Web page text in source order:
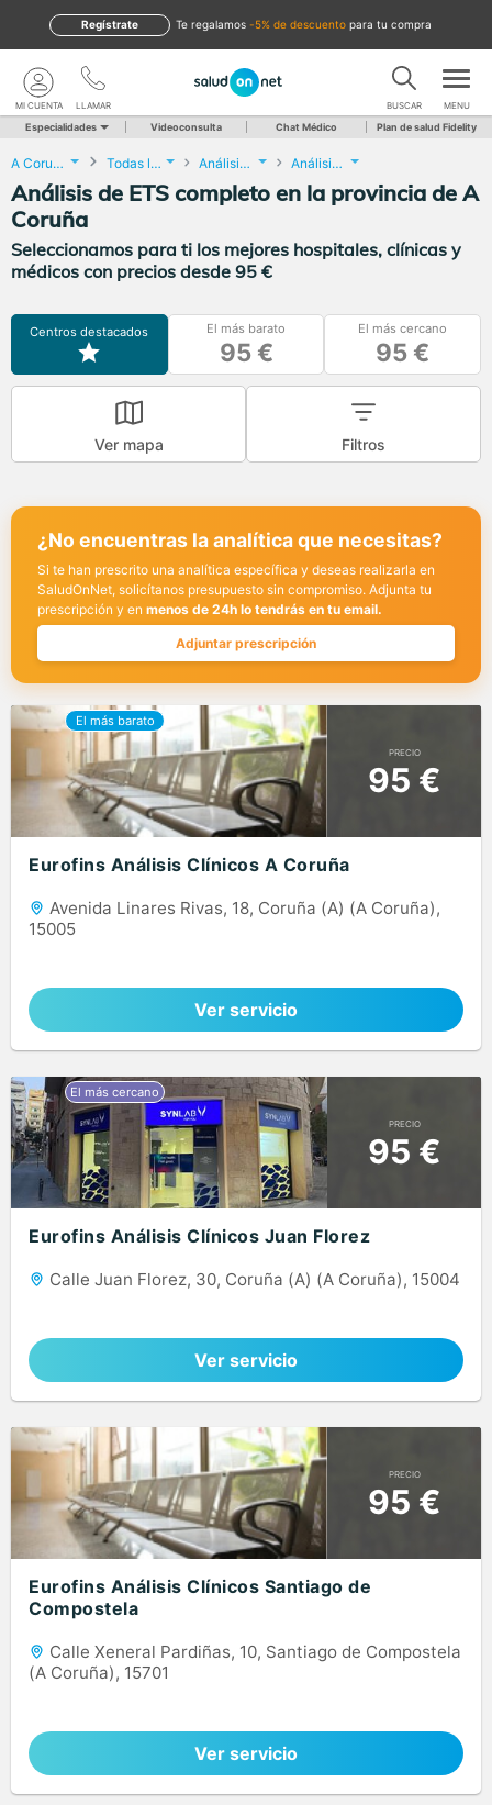
te regalamos -5% de descuento para tu compra
Regístrate
LLAMAR
MI CUENTA BUSCAR MENU
Especialidades Videoconsulta Chat Médico Plan de salud Fidelity
A Coruña Todas las localidades Análisis Clínicos Análisis de ETS completo
Análisis de ETS completo en la provincia de A
Coruña
Seleccionamos para ti los mejores hospitales, clínicas y
médicos con precios desde 95 €
Centros destacados El más barato
95 €
El más cercano
95 €
Ver mapa Filtros
¿No encuentras la analítica que necesitas?
Si te han prescrito una analítica específica y deseas realizarla en
SaludOnNet, solicítanos presupuesto sin compromiso. Adjunta tu
prescripción y en menos de 24h lo tendrás en tu email.
Adjuntar prescripción
PRECIO
95 €
Eurofins Análisis Clínicos A Coruña
Avenida Linares Rivas, 18, Coruña (A) (A Coruña),
15005
Ver servicio
PRECIO
95 €
Eurofins Análisis Clínicos Juan Florez
Calle Juan Florez, 30, Coruña (A) (A Coruña), 15004
Ver servicio
PRECIO
95 €
Eurofins Análisis Clínicos Santiago de
Compostela
Calle Xeneral Pardiñas, 10, Santiago de Compostela
(A Coruña), 15701
Ver servicio